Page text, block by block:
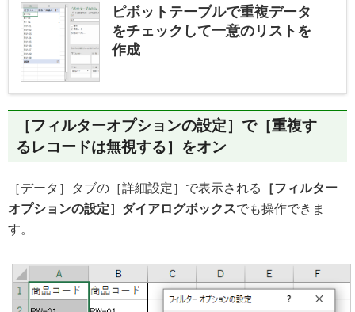
ピボットテーブルで重複データ
をチェックして一意のリストを
作成
［フィルターオプションの設定］で［重複す
るレコードは無視する］をオン
［データ］タブの［詳細設定］で表示される
［フィルター
オプションの設定］ダイアログボックスでも操作できま
す。